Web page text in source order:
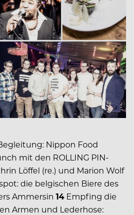
Nippon Food
mit den ROLLING PIN-
Löffel (re.) und Marion Wolf
die belgischen Biere des
Ammersin 14 Empfing die
Armen und Lederhose: